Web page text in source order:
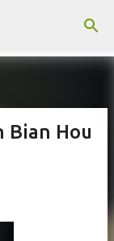
Bian Hou